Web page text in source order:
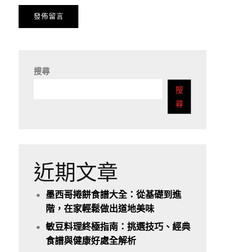
搜尋
搜
尋
近期文章
墨西哥捲餅食譜大全：從基礎到進
階，在家輕鬆做出道地美味
敏豆料理終極指南：挑選技巧、經典
食譜與健康好處全解析